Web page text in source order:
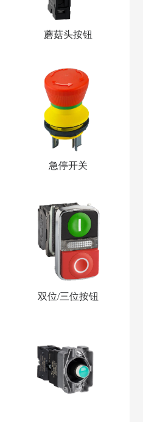
蘑菇头按钮
急停开关
双位/三位按钮